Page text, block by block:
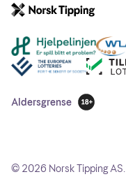
Andre lenker
Aldersgrense
18 år
© 2026 Norsk Tipping AS.